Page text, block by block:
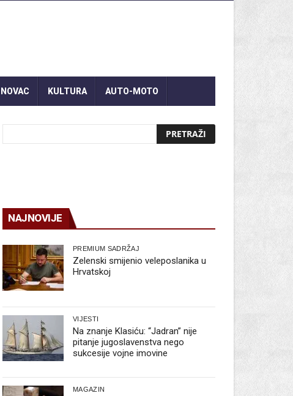
NOVAC KULTURA AUTO-MOTO
NAJNOVIJE
PREMIUM SADRŽAJ
Zelenski smijenio veleposlanika u
Hrvatskoj
VIJESTI
Na znanje Klasiću: “Jadran” nije
pitanje jugoslavenstva nego
sukcesije vojne imovine
MAGAZIN